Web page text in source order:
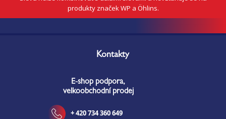
produkty značek WP a Öhlins.
Kontakty
E-shop podpora,
velkoobchodní prodej
+ 420 734 360 649